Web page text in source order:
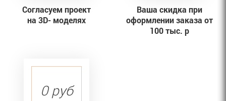
Согласуем проект
на 3D- моделях
Ваша скидка при
оформлении заказа от
100 тыс. р
0 руб